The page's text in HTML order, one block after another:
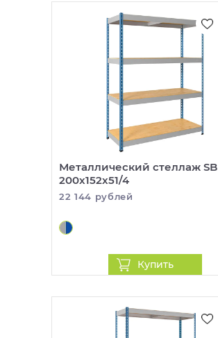
Металлический стеллаж SB
200x152x51/4
22 144 рублей
Купить